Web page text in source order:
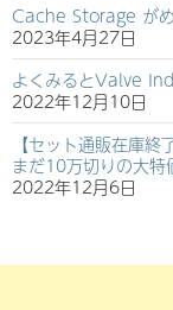
Cache Storage がめ
2023年4月27日
よくみるとValve
2022年12月10日
【セット通販在庫
まだ10万切りの大特
2022年12月6日